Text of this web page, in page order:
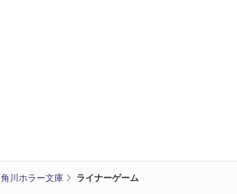
角川ホラー文庫 ライナーゲーム